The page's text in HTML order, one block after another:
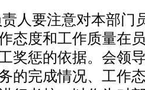
人要注意对本部门
态度和工作质量在
奖惩的依据。会领
的完成情况、工作